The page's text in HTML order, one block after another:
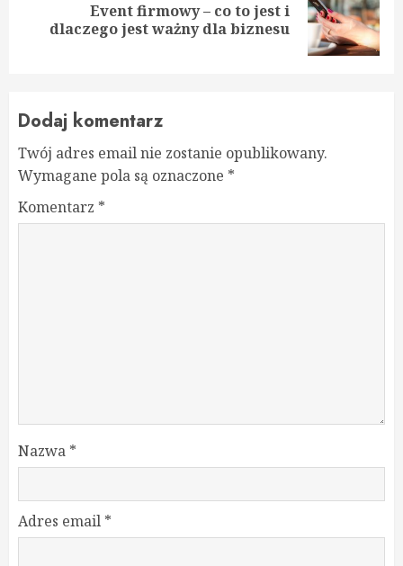
post:
Event firmowy – co to jest i
dlaczego jest ważny dla biznesu
Dodaj komentarz
Twój adres email nie zostanie opublikowany.
Wymagane pola są oznaczone *
Komentarz *
Nazwa *
Adres email *